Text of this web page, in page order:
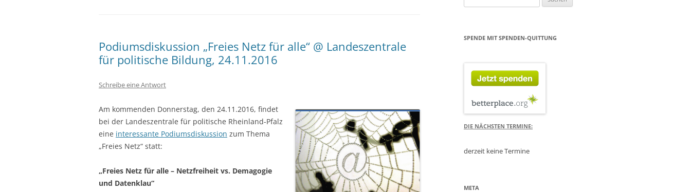
Podiumsdiskussion „Freies Netz für alle“ @ Landeszentrale
für politische Bildung, 24.11.2016
Schreibe eine Antwort
Am kommenden Donnerstag, den 24.11.2016, findet
bei der Landeszentrale für politische Rheinland-Pfalz
eine interessante Podiumsdiskussion zum Thema
„Freies Netz“ statt:
„Freies Netz für alle – Netzfreiheit vs. Demagogie
und Datenklau“
nach:
SPENDE MIT SPENDEN-QUITTUNG
DIE NÄCHSTEN TERMINE:
derzeit keine Termine
META